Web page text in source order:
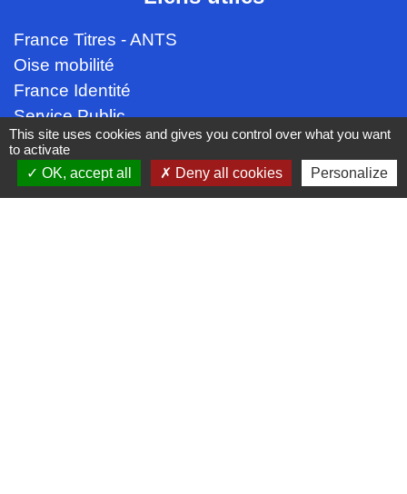
France Titres - ANTS
Oise mobilité
France Identité
Service Public
Procuration de vote
Partenaires institutionnels
This site uses cookies and gives you control over what you want
to activate
OK, accept all
Deny all cookies Personalize